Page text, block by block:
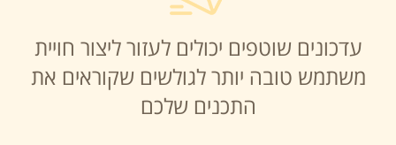
עדכונים שוטפים יכולים לעזור ליצור חויית
משתמש טובה יותר לגולשים שקוראים את
התכנים שלכם